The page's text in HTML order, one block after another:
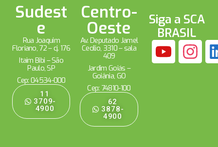
Sudest
e
Rua Joaquim
Floriano, 72 – cj. 176
Itaim Bibi – São
Paulo, SP
Cep: 04534-000
11
3709-
4900
Centro-
Oeste
Av. Deputado Jamel
Cecílio, 3310 – sala
409
Jardim Goiás –
Goiânia, GO
Cep: 74810-100
62
3878-
4900
Siga a SCA
BRASIL